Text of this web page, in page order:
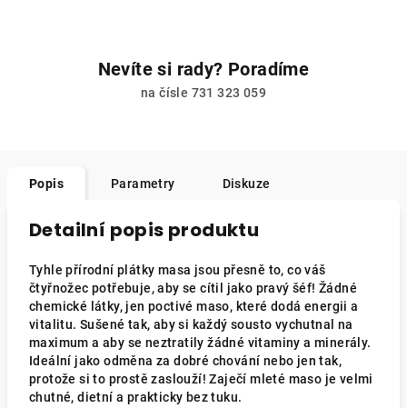
Nevíte si rady? Poradíme
na čísle 731 323 059
Popis Parametry Diskuze
Detailní popis produktu
Tyhle přírodní plátky masa jsou přesně to, co váš
čtyřnožec potřebuje, aby se cítil jako pravý šéf! Žádné
chemické látky, jen poctivé maso, které dodá energii a
vitalitu. Sušené tak, aby si každý sousto vychutnal na
maximum a aby se neztratily žádné vitaminy a minerály.
Ideální jako odměna za dobré chování nebo jen tak,
protože si to prostě zaslouží! Zaječí mleté maso je velmi
chutné, dietní a prakticky bez tuku.